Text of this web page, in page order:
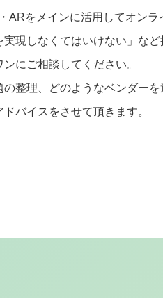
ARをメインに活用してオンラ
実現しなくてはいけない」な
ンにご相談してください。
の整理、どのようなベンダー
ドバイスをさせて頂きます。